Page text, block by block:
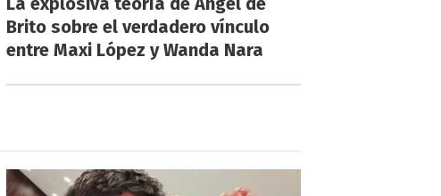
Brito sobre el verdadero vínculo
entre Maxi López y Wanda Nara